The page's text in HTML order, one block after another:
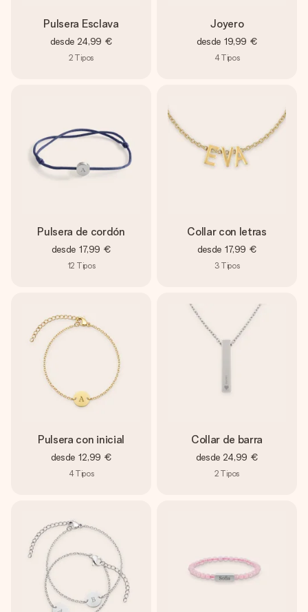
Pulsera Esclava
desde 24,99 €
2 Tipos
Joyero
desde 19,99 €
4Tipos
Pulsera de cordón
desde 17,99 €
12 Tipos
Collar con letras
desde 17,99 €
3 Tipos
Pulsera con inicial
desde 12,99 €
4Tipos
Collar de barra
desde 24,99 €
2 Tipos